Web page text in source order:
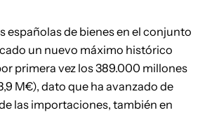
españolas de bienes en el conjunto
un nuevo máximo histórico
primera vez los 389.000 millones
M€), dato que ha avanzado de
las importaciones, también en